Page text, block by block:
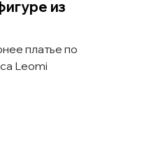
из
платье по
Leomi